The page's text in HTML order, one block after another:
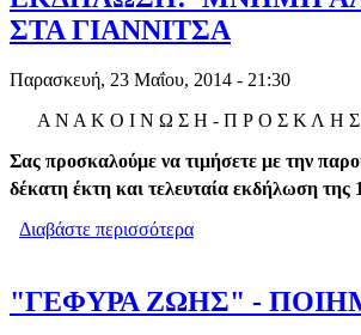
ΣΤΑ ΓΙΑΝΝΙΤΣΑ
Παρασκευή, 23 Μαΐου, 2014 - 21:30
Α Ν Α Κ Ο Ι Ν Ω Σ Η - Π Ρ Ο Σ Κ Λ Η
Σας προσκαλούμε να τιμήσετε με την
δέκατη έκτη και τελευταία εκδήλωση της
Διαβάστε περισσότερα
"ΓΕΦΥΡΑ ΖΩΗΣ" -